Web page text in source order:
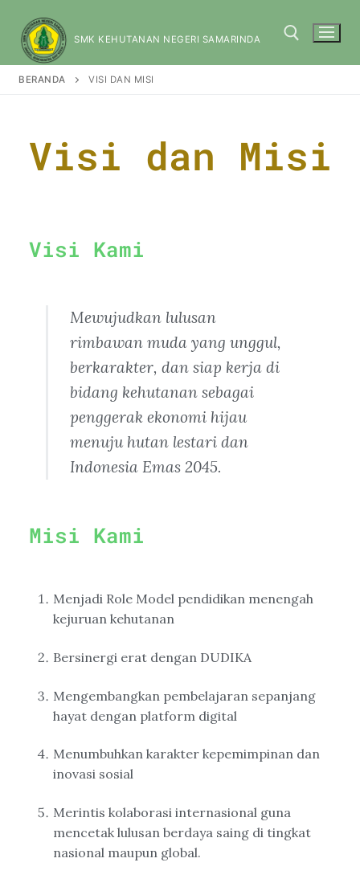
SMK KEHUTANAN NEGERI SAMARINDA
BERANDA VISI DAN MISI
Visi dan Misi
Visi Kami
Mewujudkan lulusan
rimbawan muda yang unggul,
berkarakter, dan siap kerja di
bidang kehutanan sebagai
penggerak ekonomi hijau
menuju hutan lestari dan
Indonesia Emas 2045.
Misi Kami
Menjadi Role Model pendidikan menengah
kejuruan kehutanan
Bersinergi erat dengan DUDIKA
Mengembangkan pembelajaran sepanjang
hayat dengan platform digital
Menumbuhkan karakter kepemimpinan dan
inovasi sosial
Merintis kolaborasi internasional guna
mencetak lulusan berdaya saing di tingkat
nasional maupun global.